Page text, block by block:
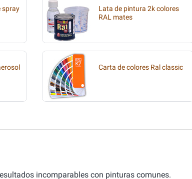
spray
Lata de pintura 2k colores
RAL mates
Carta de colores Ral classic
incomparables con pinturas comunes.